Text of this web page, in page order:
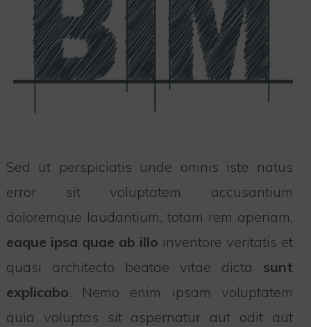
Sed ut perspiciatis unde omnis iste natus
error sit voluptatem accusantium
doloremque laudantium, totam rem aperiam,
eaque ipsa quae ab illo inventore veritatis et
quasi architecto beatae vitae dicta sunt
explicabo. Nemo enim ipsam voluptatem
quia voluptas sit aspernatur aut odit aut